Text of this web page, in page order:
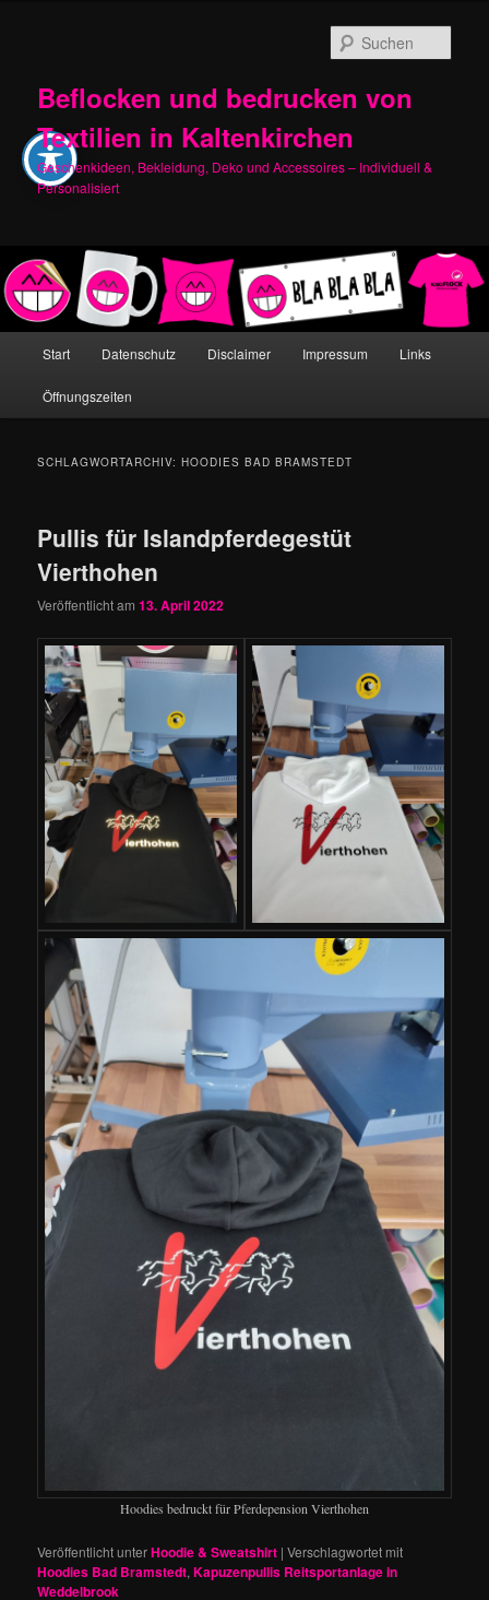
Beflocken und bedrucken von
Textilien in Kaltenkirchen
Geschenkideen, Bekleidung, Deko und Accessoires – Individuell &
Personalisiert
Start Datenschutz Disclaimer Impressum Links
Öffnungszeiten
SCHLAGWORTARCHIV:HOODIES BAD BRAMSTEDT
Pullis für Islandpferdegestüt
Vierthohen
Veröffentlicht am13. April 2022
Hoodies bedruckt für Pferdepension Vierthohen
Veröffentlicht unterHoodie & Sweatshirt |Verschlagwortet mit
Hoodies Bad Bramstedt,Kapuzenpullis Reitsportanlage in
Weddelbrook